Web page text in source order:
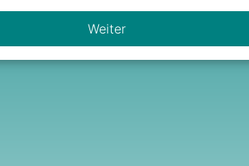
Weiter